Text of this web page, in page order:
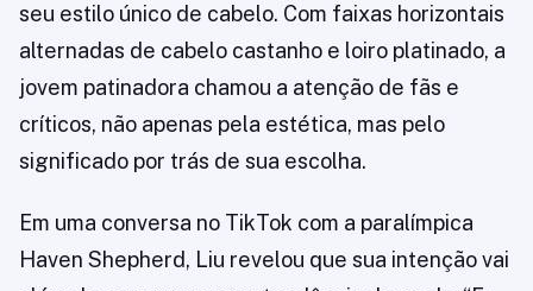
seu estilo único de cabelo. Com faixas horizontais
alternadas de cabelo castanho e loiro platinado, a
jovem patinadora chamou a atenção de fãs e
críticos, não apenas pela estética, mas pelo
significado por trás de sua escolha.
Em uma conversa no TikTok com a paralímpica
Haven Shepherd, Liu revelou que sua intenção vai